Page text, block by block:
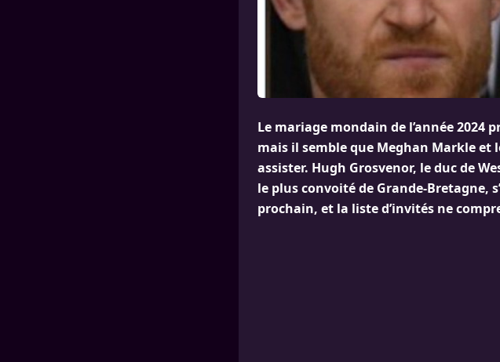
Le mariage mondain de l’année 2024
mais il semble que Meghan Markle et
assister. Hugh Grosvenor, le duc de
le plus convoité de Grande-Bretagne,
prochain, et la liste d’invités ne